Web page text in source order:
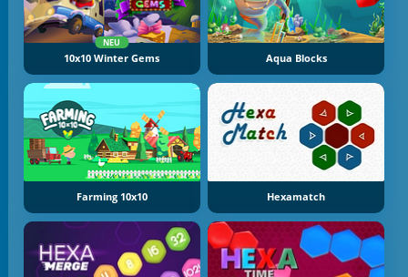
NEU
10x10 Winter Gems Aqua Blocks
Farming 10x10 Hexamatch